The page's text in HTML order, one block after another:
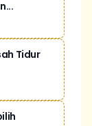
Tidur